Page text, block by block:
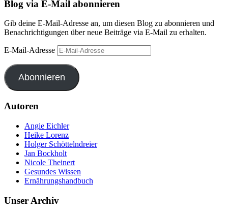
Blog via E-Mail abonnieren
Gib deine E-Mail-Adresse an, um diesen Blog zu abonnieren und
Benachrichtigungen über neue Beiträge via E-Mail zu erhalten.
E-Mail-Adresse
Abonnieren
Autoren
Angie Eichler
Heike Lorenz
Holger Schöttelndreier
Jan Bockholt
Nicole Theinert
Gesundes Wissen
Ernährungshandbuch
Unser Archiv